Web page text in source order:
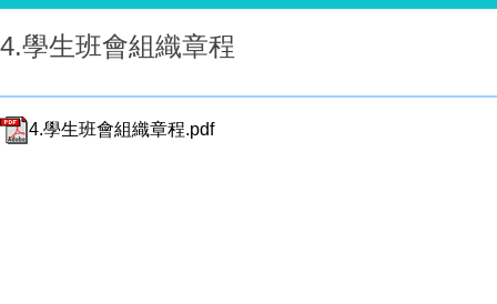
4.學生班會組織章程
4.學生班會組織章程.pdf